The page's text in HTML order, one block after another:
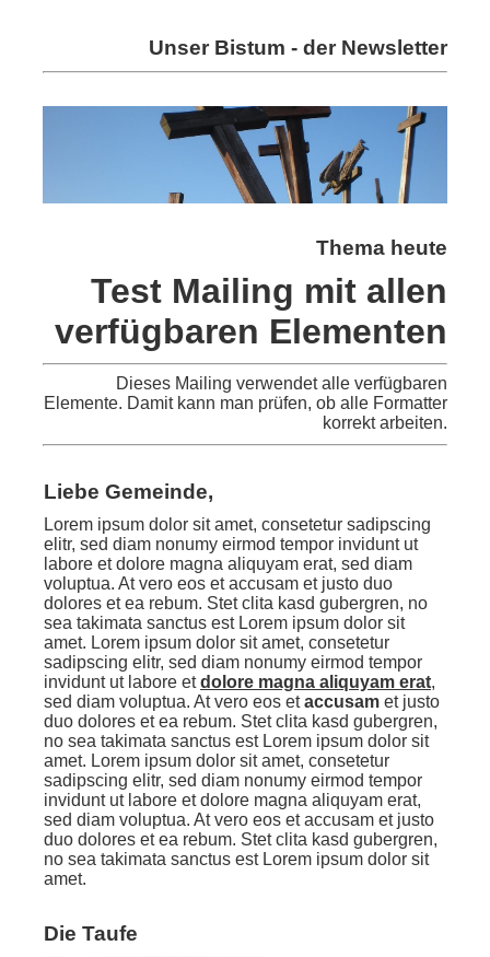
Unser Bistum - der Newsletter
Thema heute
Test Mailing mit allen
verfügbaren Elementen
Dieses Mailing verwendet alle verfügbaren
Elemente. Damit kann man prüfen, ob alle Formatter
korrekt arbeiten.
Liebe Gemeinde,
Lorem ipsum dolor sit amet, consetetur sadipscing
elitr, sed diam nonumy eirmod tempor invidunt ut
labore et dolore magna aliquyam erat, sed diam
voluptua. At vero eos et accusam et justo duo
dolores et ea rebum. Stet clita kasd gubergren, no
sea takimata sanctus est Lorem ipsum dolor sit
amet. Lorem ipsum dolor sit amet, consetetur
sadipscing elitr, sed diam nonumy eirmod tempor
invidunt ut labore etdolore magna aliquyam erat,
sed diam voluptua. At vero eos etaccusam et justo
duo dolores et ea rebum. Stet clita kasd gubergren,
no sea takimata sanctus est Lorem ipsum dolor sit
amet. Lorem ipsum dolor sit amet, consetetur
sadipscing elitr, sed diam nonumy eirmod tempor
invidunt ut labore et dolore magna aliquyam erat,
sed diam voluptua. At vero eos et accusam et justo
duo dolores et ea rebum. Stet clita kasd gubergren,
no sea takimata sanctus est Lorem ipsum dolor sit
amet.
Die Taufe